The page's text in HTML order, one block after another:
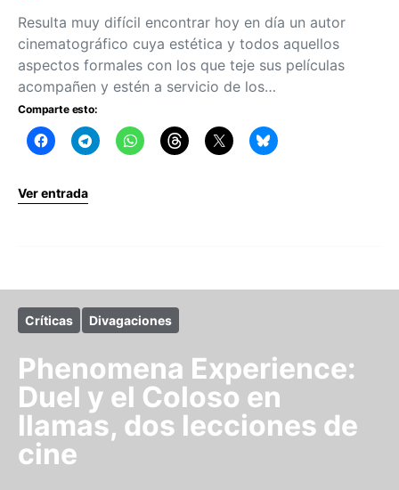
Resulta muy difícil encontrar hoy en día un autor
cinematográfico cuya estética y todos aquellos
aspectos formales con los que teje sus películas
acompañen y estén a servicio de los…
Comparte esto:
Ver entrada
Críticas Divagaciones
Phenomena Experience:
Duel y el Coloso en
llamas, dos lecciones de
cine